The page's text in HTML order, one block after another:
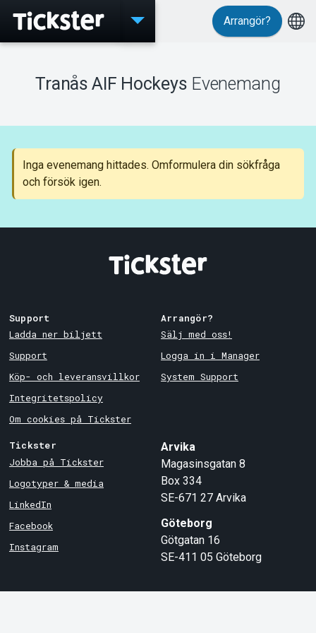
Evenemang
Support
Om Tickster
Arrangör?
Tranås AIF Hockeys Evenemang
Inga evenemang hittades. Omformulera din sökfråga
och försök igen.
Support
Ladda ner biljett
Support
Köp- och leveransvillkor
Integritetspolicy
Om cookies på Tickster
Arrangör?
Sälj med oss!
Logga in i Manager
System Support
Tickster
Jobba på Tickster
Logotyper & media
LinkedIn
Facebook
Instagram
Arvika
Magasinsgatan 8
Box 334
SE-671 27 Arvika
Göteborg
Götgatan 16
SE-411 05 Göteborg